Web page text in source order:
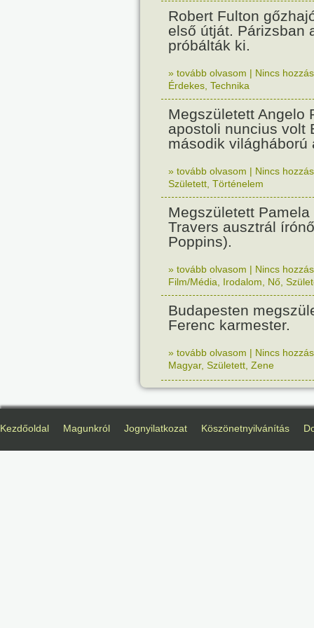
Robert Fulton
első útját. Párizsban
próbálták ki.
» tovább olvasom | Nincs
Érdekes Technika
Megszületett Angelo
apostoli nuncius volt
második világháború
» tovább olvasom | Nincs
Született Történelem
Megszületett Pamela
Travers ausztrál
Poppins).
» tovább olvasom | Nincs
Film/Média
Irodalom Nő
Budapesten
Ferenc karmester.
» tovább olvasom | Nincs
Magyar, Született Zene
Kezdőoldal Magunkról Jognyilatkozat Köszönetnyilvánítás